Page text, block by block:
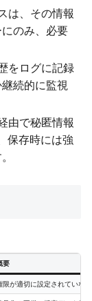
は、その情報
のみ、必要
をログに記録
続的に監視
由で秘匿情報
保存時には強
要
限が適切に設定されていない